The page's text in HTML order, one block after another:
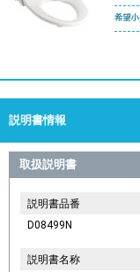
説明書情報
取扱説明書
説明書品番
D08499N
説明書名称